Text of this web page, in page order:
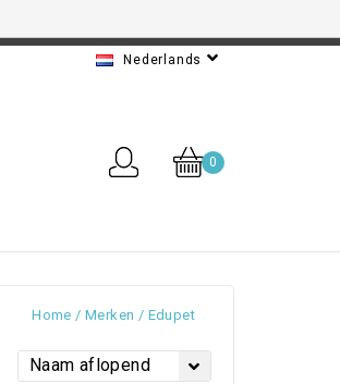
Nederlands
0
Home / Merken / Edupet
Naam aflopend